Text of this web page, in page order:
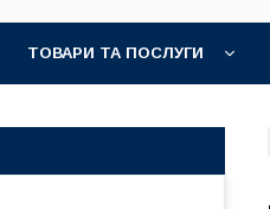
ТОВАРИ ТА ПОСЛУГИ